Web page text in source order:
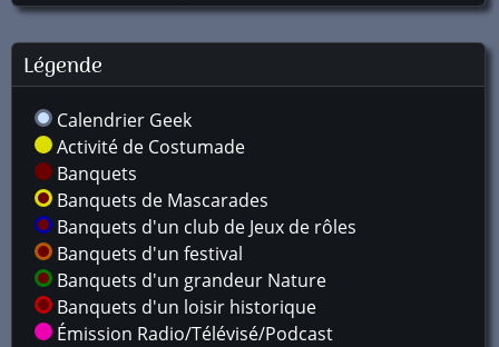
Légende
Calendrier Geek
Activité de Costumade
Banquets
Banquets de Mascarades
Banquets d'un club de Jeux de rôles
Banquets d'un festival
Banquets d'un grandeur Nature
Banquets d'un loisir historique
Émission Radio/Télévisé/Podcast